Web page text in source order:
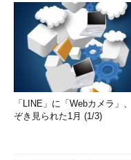
筆者紹介
澤井健
富山県出身。株式会社
Hinemosの開発、保守、
「LINE」に「Webカメラ」
ぞき見られた1月 (1/3)